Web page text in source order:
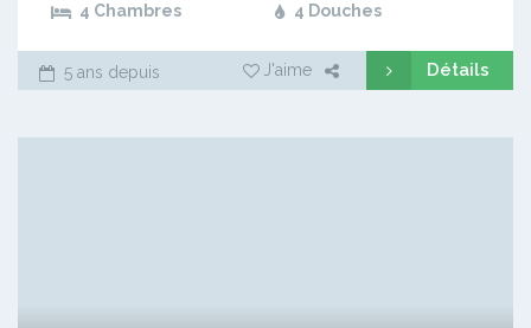
4 Chambres 4 Douches
5 ans depuis J'aime Détails